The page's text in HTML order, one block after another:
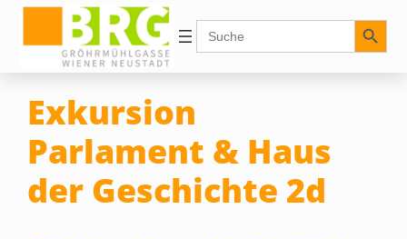
Inhalt
springen
Search
for:
Search Button
Exkursion
Parlament & Haus
der Geschichte 2d